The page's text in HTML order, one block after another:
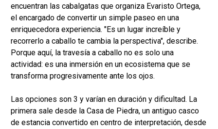
encuentran las cabalgatas que organiza Evaristo Ortega,
el encargado de convertir un simple paseo en una
enriquecedora experiencia. "Es un lugar increíble y
recorrerlo a caballo te cambia la perspectiva", describe.
Porque aquí, la travesía a caballo no es solo una
actividad: es una inmersión en un ecosistema que se
transforma progresivamente ante los ojos.
Las opciones son 3 y varían en duración y dificultad. La
primera sale desde la Casa de Piedra, un antiguo casco
de estancia convertido en centro de interpretación, desde